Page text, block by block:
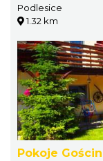
Podlesice
1.32 km
Pokoje